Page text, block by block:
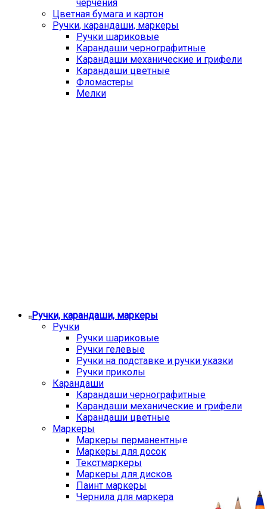
черчения
Цветная бумага и картон
Ручки, карандаши, маркеры
Ручки шариковые
Карандаши чернографитные
Карандаши механические и грифели
Карандаши цветные
Фломастеры
Мелки
Ручки, карандаши, маркеры
Ручки
Ручки шариковые
Ручки гелевые
Ручки на подставке и ручки указки
Ручки приколы
Карандаши
Карандаши чернографитные
Карандаши механические и грифели
Карандаши цветные
Маркеры
Маркеры перманентные
Маркеры для досок
Текстмаркеры
Маркеры для дисков
Паинт маркеры
Чернила для маркера